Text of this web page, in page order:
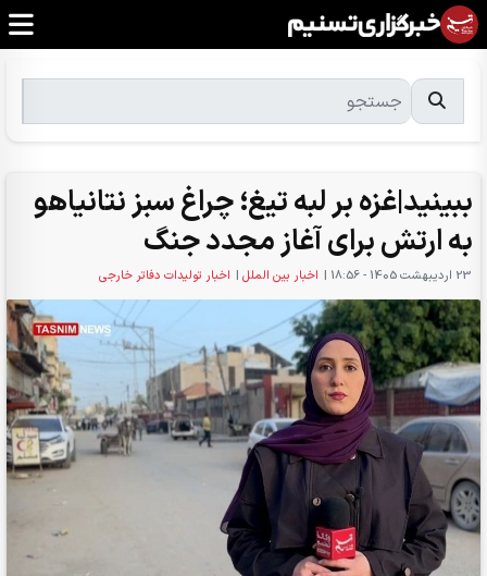
ببینید|غزه بر لبه تیغ؛ چراغ سبز نتانیاهو
به ارتش برای آغاز مجدد جنگ
23 ارديبهشت 1405 - 18:56 | اخبار بین الملل | اخبار تولیدات دفاتر خارجی